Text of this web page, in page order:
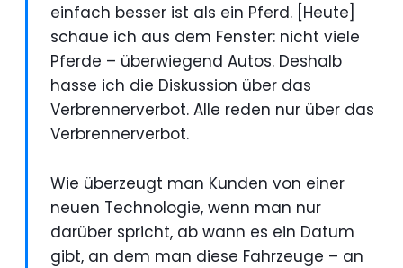
einfach besser ist als ein Pferd. [Heute]
schaue ich aus dem Fenster: nicht viele
Pferde – überwiegend Autos. Deshalb
hasse ich die Diskussion über das
Verbrennerverbot. Alle reden nur über das
Verbrennerverbot.
Wie überzeugt man Kunden von einer
neuen Technologie, wenn man nur
darüber spricht, ab wann es ein Datum
gibt, an dem man diese Fahrzeuge – an